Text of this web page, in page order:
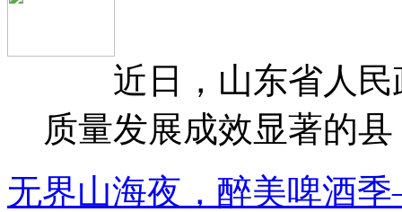
近日，山东省人民
质量发展成效显著的
无界山海夜，醉美啤酒